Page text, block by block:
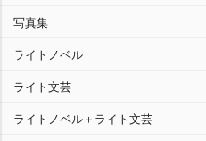
写真集
ライトノベル
ライト文芸
ライトノベル＋ライト文芸